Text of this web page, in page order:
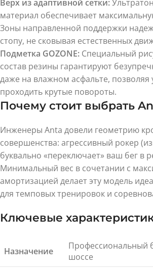
Верх из адаптивной сетки:
материал обеспечивает
Зоны направленной поддержки
стопу, не сковывая естественных
Подметка GOZONE: Специальный
состав резины гарантируют
даже на влажном асфальте, позволяя
проходить крутые повороты.
Почему стоит выбрать
Инженеры Anta довели геометрию
совершенства: агрессивный рокер
буквально «переключает» ваш бег в
Минимальный вес в сочетании с
амортизацией делает эту модель
для темповых тренировок и
Ключевые
Назначение
Профессиональный
шоссе